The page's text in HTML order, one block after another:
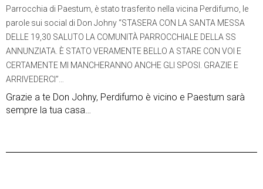
Parrocchia di Paestum, è stato trasferito nella vicina Perdifumo, le
parole sui social di Don Johny “STASERA CON LA SANTA MESSA
DELLE 19,30 SALUTO LA COMUNITÀ PARROCCHIALE DELLA SS
ANNUNZIATA. È STATO VERAMENTE BELLO A STARE CON VOI E
CERTAMENTE MI MANCHERANNO ANCHE GLI SPOSI. GRAZIE E
ARRIVEDERCI”…
Grazie a te Don Johny, Perdifumo è vicino e Paestum sarà
sempre la tua casa…